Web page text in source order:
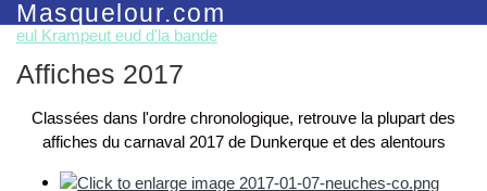
Masquelour.com
eul Krampeut eud d'la bande
Affiches 2017
Classées dans l'ordre chronologique, retrouve la plupart des
affiches du carnaval 2017 de Dunkerque et des alentours